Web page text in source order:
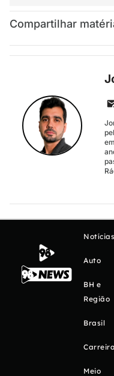
Compartilhar
Notícias
Auto
BH e
Região
Brasil
Carreira
Meio